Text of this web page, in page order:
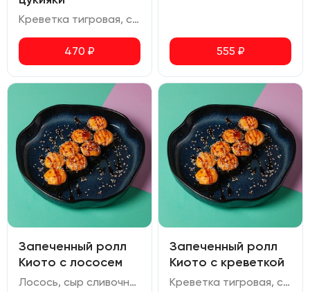
Креветка тигровая, сливочный сыр, томаты черри, снежный краб, соус цукияки, соус для запекания, соус терияки, икра масаго
470 ₽ 555 ₽
Запеченный ролл
Киото с лососем
Лосось, сыр сливочный, соус для запекания, соус унаги
Запеченный ролл
Киото с креветкой
Креветка тигровая, сыр сливочный, соус для запекания, соус унаги